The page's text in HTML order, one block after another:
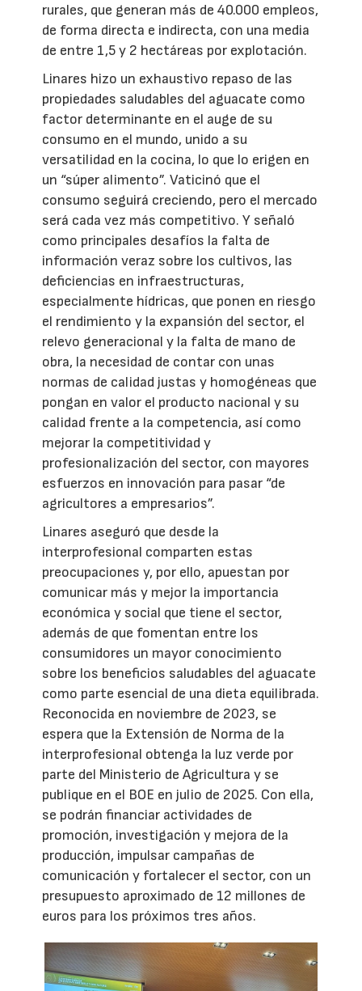
rurales, que generan más de 40.000 empleos,
de forma directa e indirecta, con una media
de entre 1,5 y 2 hectáreas por explotación.
Linares hizo un exhaustivo repaso de las
propiedades saludables del aguacate como
factor determinante en el auge de su
consumo en el mundo, unido a su
versatilidad en la cocina, lo que lo erigen en
un “súper alimento”. Vaticinó que el
consumo seguirá creciendo, pero el mercado
será cada vez más competitivo. Y señaló
como principales desafíos la falta de
información veraz sobre los cultivos, las
deficiencias en infraestructuras,
especialmente hídricas, que ponen en riesgo
el rendimiento y la expansión del sector, el
relevo generacional y la falta de mano de
obra, la necesidad de contar con unas
normas de calidad justas y homogéneas que
pongan en valor el producto nacional y su
calidad frente a la competencia, así como
mejorar la competitividad y
profesionalización del sector, con mayores
esfuerzos en innovación para pasar “de
agricultores a empresarios”.
Linares aseguró que desde la
interprofesional comparten estas
preocupaciones y, por ello, apuestan por
comunicar más y mejor la importancia
económica y social que tiene el sector,
además de que fomentan entre los
consumidores un mayor conocimiento
sobre los beneficios saludables del aguacate
como parte esencial de una dieta equilibrada.
Reconocida en noviembre de 2023, se
espera que la Extensión de Norma de la
interprofesional obtenga la luz verde por
parte del Ministerio de Agricultura y se
publique en el BOE en julio de 2025. Con ella,
se podrán financiar actividades de
promoción, investigación y mejora de la
producción, impulsar campañas de
comunicación y fortalecer el sector, con un
presupuesto aproximado de 12 millones de
euros para los próximos tres años.